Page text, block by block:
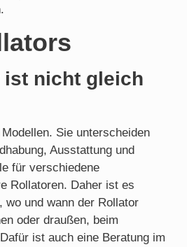
ist nicht gleich
Sie unterscheiden
Ausstattung und
für verschiedene
Rollatoren. Daher ist es
wo und wann der Rollator
oder draußen, beim
ist auch eine Beratung im